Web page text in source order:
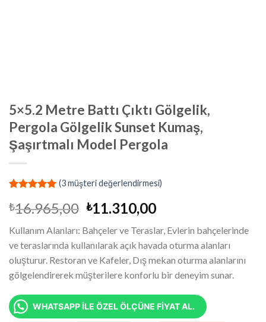
5×5.2 Metre Battı Çıktı Gölgelik,
Pergola Gölgelik Sunset Kumaş,
Şaşırtmalı Model Pergola
puanına
dayanarak
5 üzerinden
5.00puan
aldı
(3müşteri değerlendirmesi)
₺16.965,00 Orijinal
₺16.965,00.
₺11.310,00Şu
fiyat:
₺11.310,00.
Kullanım Alanları: Bahçeler ve Teraslar, Evlerin bahçelerinde
ve teraslarında kullanılarak açık havada oturma alanları
oluşturur. Restoran ve Kafeler, Dış mekan oturma alanlarını
gölgelendirerek müşterilere konforlu bir deneyim sunar.
WHATSAPP İLE ÖZEL ÖLÇÜNE FİYAT AL.